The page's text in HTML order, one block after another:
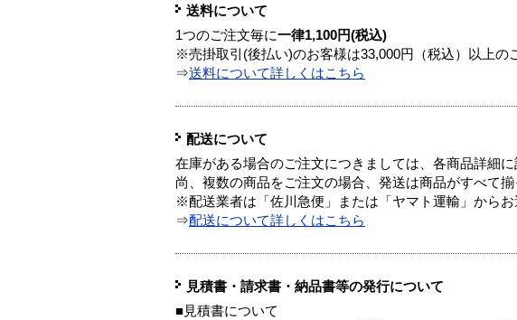
送料について
1つのご注文毎に一律1,100円(税込)
※売掛取引(後払い)のお客様は33,000円（税込）以上の
⇒送料について詳しくはこちら
配送について
在庫がある場合のご注文につきましては、各商品詳細
尚、複数の商品をご注文の場合、発送は商品がすべて揃
※配送業者は「佐川急便」または「ヤマト運輸」から
⇒配送について詳しくはこちら
見積書・請求書・納品書等の発行について
■見積書について